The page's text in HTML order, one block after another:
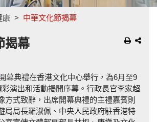
康 中華文化節揭幕
揭幕
開幕典禮在香港文化中心舉行，為6月至9
彩演出和活動揭開序幕。行政長官李家超
方式致辭，出席開幕典禮的主禮嘉賓則
局局長羅淑佩、中央人民政府駐香港特